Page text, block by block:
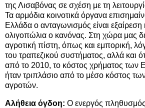
της Λισαβόνας σε σχέση με τη
Τα αρμόδια κοινοτικά όργανα
Ελλάδα ο ανταγωνισμός είναι εξαίρεση
ολιγοπώλια ο κανόνας. Στη χώρα μας
αγροτική πίστη, όπως και εμπορική,
του τραπεζικού συστήματος, αλλά και
από το 2010, το κόστος χρήματος των
ήταν τριπλάσιο από το μέσο κόστος
αγροτών.
Αλήθεια όγδοη: Ο ενεργός